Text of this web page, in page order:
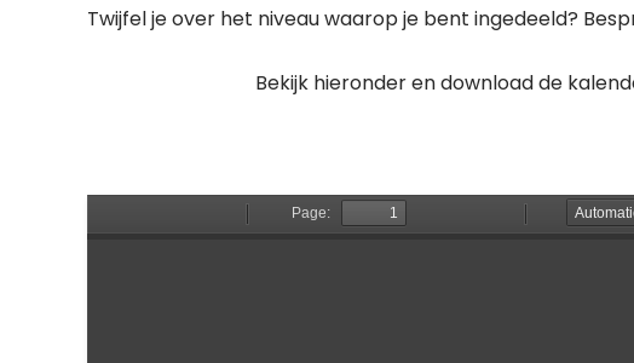
Twijfel je over het niveau waarop je bent ingedeeld?
Bekijk hieronder en download de